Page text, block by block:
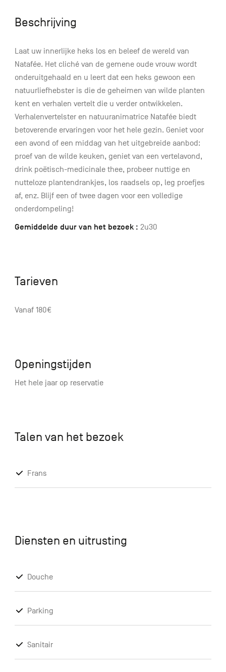
Beschrijving
Laat uw innerlijke heks los en beleef de wereld van
Natafée. Het cliché van de gemene oude vrouw wordt
onderuitgehaald en u leert dat een heks gewoon een
natuurliefhebster is die de geheimen van wilde planten
kent en verhalen vertelt die u verder ontwikkelen.
Verhalenvertelster en natuuranimatrice Natafée biedt
betoverende ervaringen voor het hele gezin. Geniet voor
een avond of een middag van het uitgebreide aanbod:
proef van de wilde keuken, geniet van een vertelavond,
drink poëtisch-medicinale thee, probeer nuttige en
nutteloze plantendrankjes, los raadsels op, leg proefjes
af, enz. Blijf een of twee dagen voor een volledige
onderdompeling!
Gemiddelde duur van het bezoek : 2u30
Tarieven
Vanaf 180€
Openingstijden
Het hele jaar op reservatie
Talen van het bezoek
Frans
Diensten en uitrusting
Douche
Parking
Sanitair